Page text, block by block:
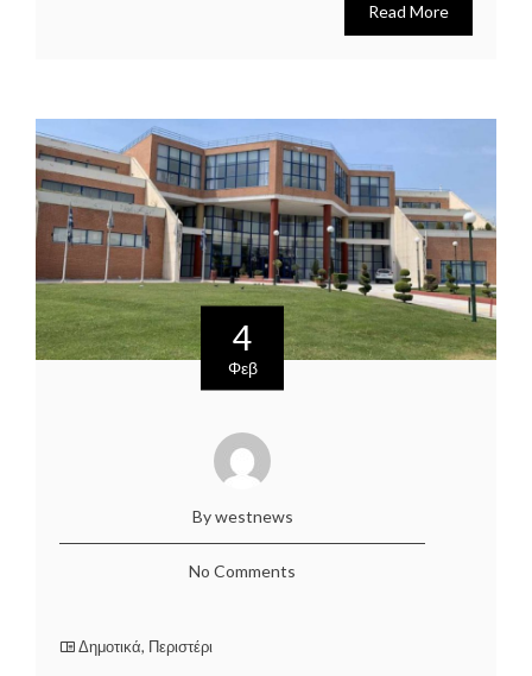
Read More
4
Φεβ
By westnews
No Comments
Δημοτικά, Περιστέρι